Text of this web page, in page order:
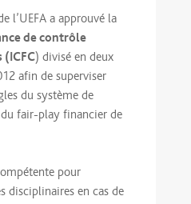
l’UEFA a approuvé la
de contrôle
(ICFC) divisé en deux
afin de superviser
du système de
fair-play financier de
pour
disciplinaires en cas de